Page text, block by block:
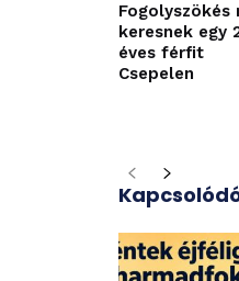
Fogolyszökés
keresnek egy
éves férfit
Csepelen